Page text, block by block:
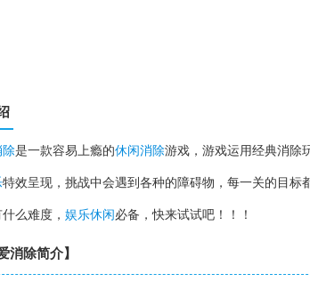
除是一款容易上瘾的休闲消除游戏，游戏运用经典消除
特效呈现，挑战中会遇到各种的障碍物，每一关的目标
么难度， 娱乐休闲 必备，快来试试吧！！！
消除简介】